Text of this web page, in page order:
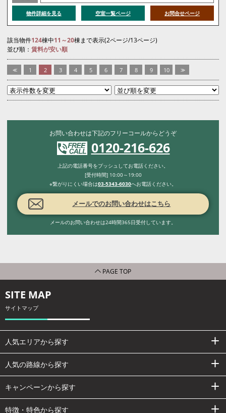
物件詳細を見る 空室一覧ページ お問合せページ
該当物件124棟中11～20棟まで表示(2ページ/13ページ)
並び順： 賃料が安い順
<< 1 2 3 4 5 6 7 8 9 10 >>
お問い合わせは下記のフリーコールからどうぞ
0120-216-626
上記の電話番号をプッシュしてお電話ください。
[受付時間] 10:00～19:00
※繋がりにくい場合は03-5343-6030へお電話ください。
メールでのお問い合わせはこちら
メールのお問い合わせは24時間365日受付しています。
PAGE TOP
SITE MAP
サイトマップ
人気エリアから探す
人気の路線から探す
キャンペーンから探す
特徴・特色から探す